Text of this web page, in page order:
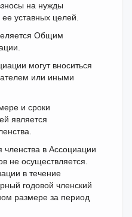
на нужды
уставных целей.
Общим
могут вноситься
или иными
и сроки
является
в Ассоциации
не осуществляется.
в течение
годовой членский
размере за период